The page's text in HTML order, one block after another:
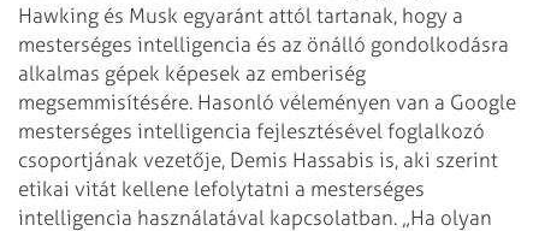
Hawking és Musk egyaránt attól tartanak, hogy a
mesterséges intelligencia és az önálló gondolkodásra
alkalmas gépek képesek az emberiség
megsemmisítésére. Hasonló véleményen van a Google
mesterséges intelligencia fejlesztésével foglalkozó
csoportjának vezetője, Demis Hassabis is, aki szerint
etikai vitát kellene lefolytatni a mesterséges
intelligencia használatával kapcsolatban. „Ha olyan